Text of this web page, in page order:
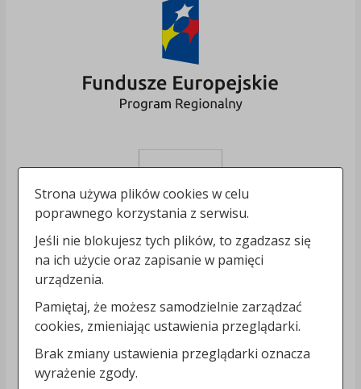
Strona używa plików cookies w celu
poprawnego korzystania z serwisu.
Jeśli nie blokujesz tych plików, to zgadzasz się
na ich użycie oraz zapisanie w pamięci
urządzenia.
Pamiętaj, że możesz samodzielnie zarządzać
cookies, zmieniając ustawienia przeglądarki.
Brak zmiany ustawienia przeglądarki oznacza
wyrażenie zgody.